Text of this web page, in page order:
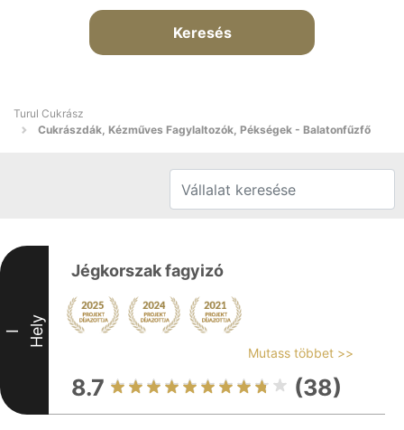
Keresés
Turul Cukrász
Cukrászdák, Kézműves Fagylaltozók, Pékségek - Balatonfűzfő
I Hely
Jégkorszak fagyizó
Mutass többet >>
8.7 (38)